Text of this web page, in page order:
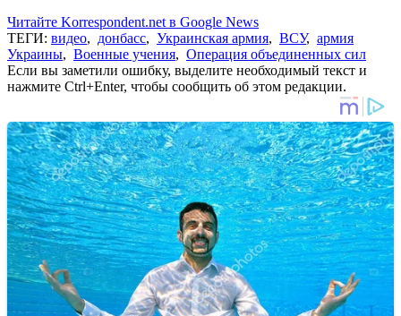
Читайте Korrespondent.net в Google News
ТЕГИ: видео, донбасс, Украинская армия, ВСУ, армия
Украины, Военные учения, Операция объединенных сил
Если вы заметили ошибку, выделите необходимый текст и
нажмите Ctrl+Enter, чтобы сообщить об этом редакции.